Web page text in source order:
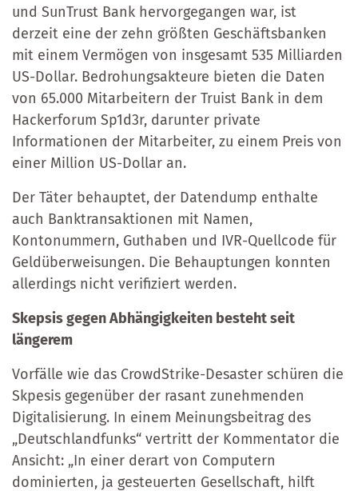
und SunTrust Bank hervorgegangen war, ist
derzeit eine der zehn größten Geschäftsbanken
mit einem Vermögen von insgesamt 535 Milliarden
US-Dollar. Bedrohungsakteure bieten die Daten
von 65.000 Mitarbeitern der Truist Bank in dem
Hackerforum Sp1d3r, darunter private
Informationen der Mitarbeiter, zu einem Preis von
einer Million US-Dollar an.
Der Täter behauptet, der Datendump enthalte
auch Banktransaktionen mit Namen,
Kontonummern, Guthaben und IVR-Quellcode für
Geldüberweisungen. Die Behauptungen konnten
allerdings nicht verifiziert werden.
Skepsis gegen Abhängigkeiten besteht seit
längerem
Vorfälle wie das CrowdStrike-Desaster schüren die
Skpesis gegenüber der rasant zunehmenden
Digitalisierung. In einem Meinungsbeitrag des
„Deutschlandfunks“ vertritt der Kommentator die
Ansicht: „In einer derart von Computern
dominierten, ja gesteuerten Gesellschaft, hilft